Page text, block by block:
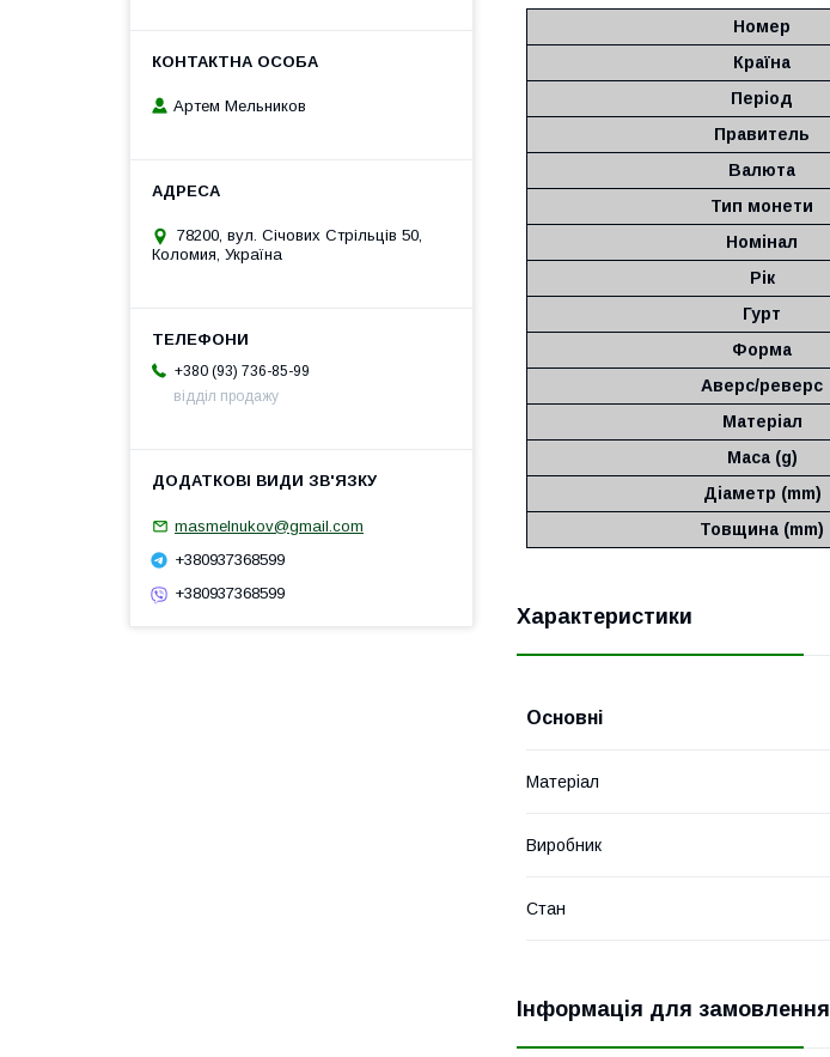
Номер
Країна
Період
Правитель
Валюта
Тип монети
Номінал
Рік
Гурт
Форма
Аверс/реверс
Матеріал
Маса (g)
Діаметр (mm)
Товщина (mm)
Характеристики
Основні
Матеріал
Виробник
Стан
Інформація для замовлення
Артем Мельников
78200, вул. Січових Стрільців 50,
Коломия, Україна
+380 (93) 736-85-99
відділ продажу
masmelnukov@gmail.com
+380937368599
+380937368599